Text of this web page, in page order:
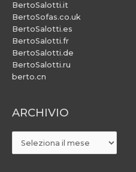
BertoSalotti.it
BertoSofas.co.uk
BertoSalotti.es
BertoSalotti.fr
BertoSalotti.de
BertoSalotti.ru
berto.cn
ARCHIVIO
ARCHIVIO